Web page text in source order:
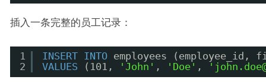
插入一条完整的员工记录：
1
2
INSERT INTO employees
VALUES
(101, 'John' , 'Doe' ,